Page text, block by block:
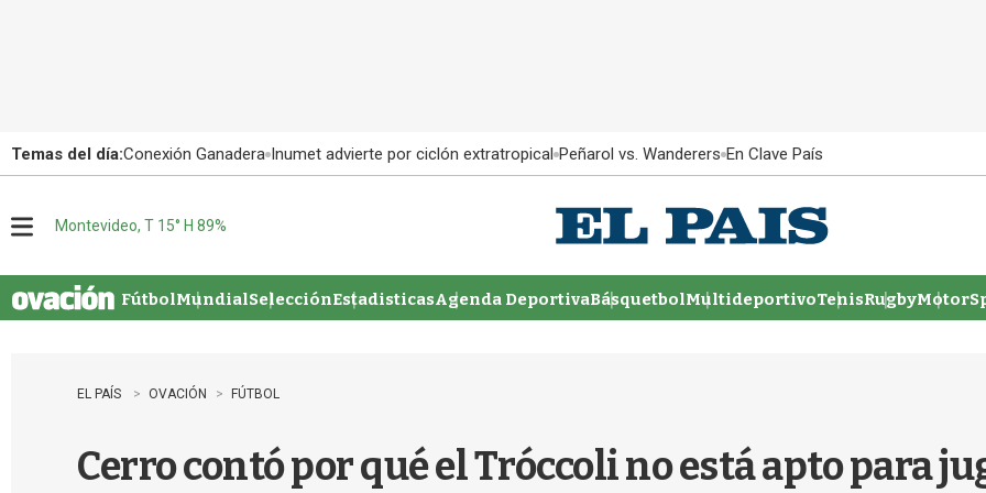
Temas del día:Conexión Ganadera Inumet advierte por ciclón extratropical Peñarol vs. Wanderers En Clave País
u
Montevideo, T 15° H 89%
FútbolMundialSelecciónEstadisticasAgenda DeportivaBásquetbolMultideportivoTenisRugby
EL PAÍS OVACIÓN FÚTBOL
Cerro contó por qué el Tróccoli no está apto para